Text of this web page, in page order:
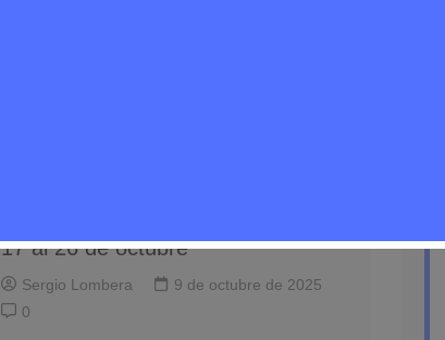
17 al 26 de octubre
Sergio Lombera
9 de octubre de 2025
0